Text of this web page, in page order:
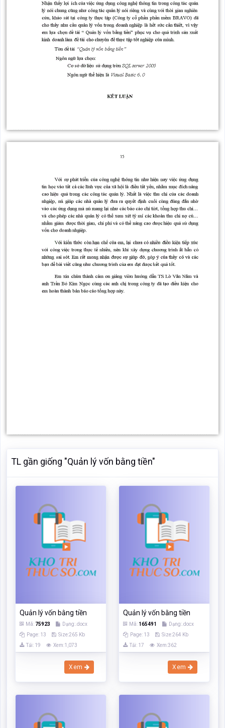
TL gần giống "Quản lý vốn bằng tiền"
Quản lý vốn bằng tiền
Mã: 75923
Dạng:.docx
Page: 13
Size:265 Kb
Tải: 19
Xem:1,073
Xem
Quản lý vốn bằng tiền
Mã: 165491
Dạng:.docx
Page: 13
Size:264 Kb
Tải: 17
Xem:362
Xem